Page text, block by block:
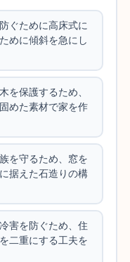
ぐために高床式に
めに傾斜を急にし
を保護するため、
めた素材で家を作
を守るため、窓を
据えた石造りの構
害を防ぐため、住
二重にする工夫を